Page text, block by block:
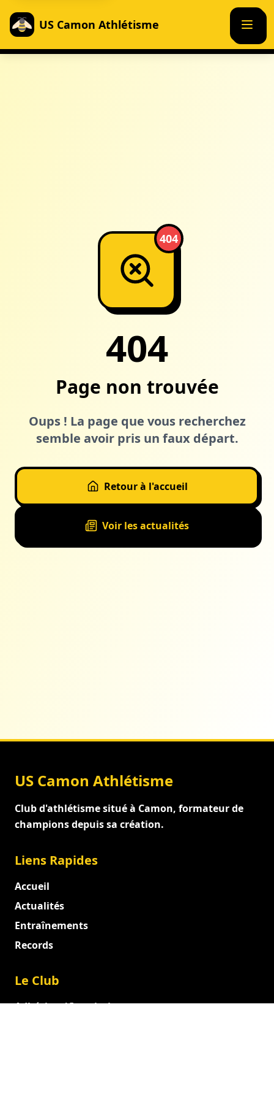
US Camon Athlétisme
404
404
Page non trouvée
Oups ! La page que vous recherchez
semble avoir pris un faux départ.
Retour à l'accueil
Voir les actualités
US Camon Athlétisme
Club d'athlétisme situé à Camon, formateur de
champions depuis sa création.
Liens Rapides
Accueil
Actualités
Entraînements
Records
Le Club
Adhésion / Inscription